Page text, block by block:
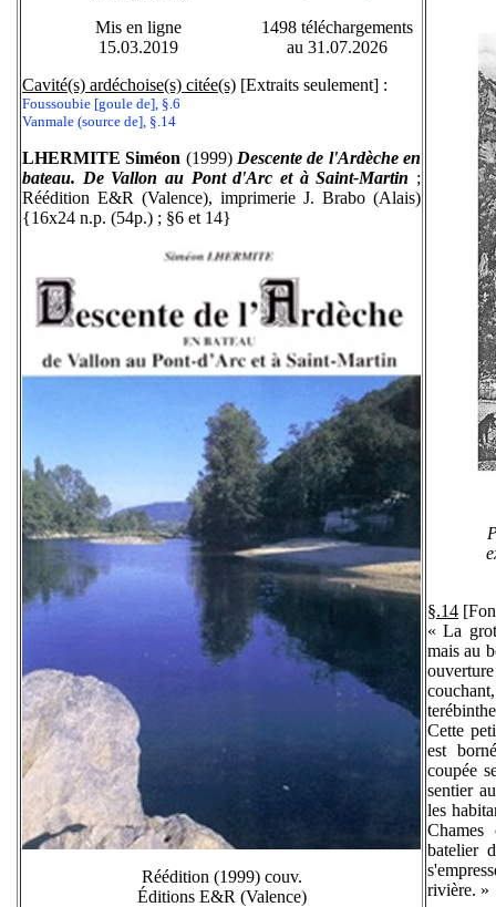
Mis en ligne
1498 téléchargements
15.03.2019
au 31.07.2026
Cavité(s) ardéchoise(s) citée(s) [Extraits seulement] :
Foussoubie [goule de], §.6
Vanmale (source de], §.14
LHERMITE Siméon (1999) Descente de l'Ardèche en
bateau. De Vallon au Pont d'Arc et à Saint-Martin ;
Réédition E&R (Valence), imprimerie J. Brabo (Alais)
{16x24 n.p. (54p.) ; §6 et 14}
Réédition (1999) couv.
Éditions E&R (Valence)
§.14
« La
mais au
Cette
est
coupée
sentier
les
batelier
rivière. »